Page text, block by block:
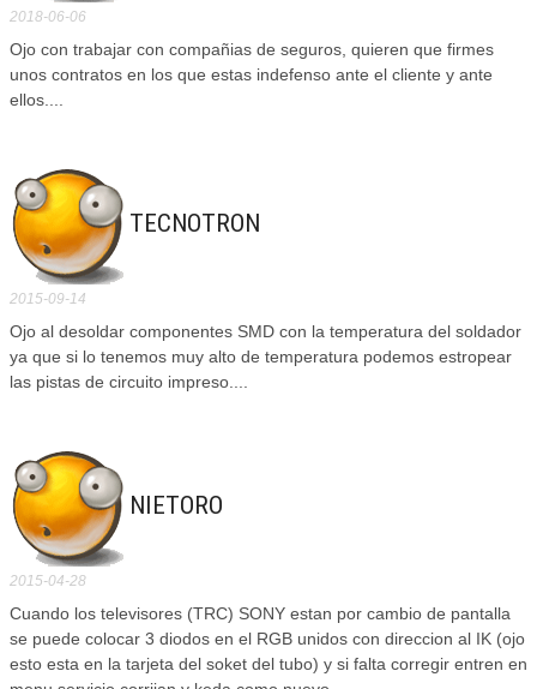
2018-06-06
Ojo con trabajar con compañias de seguros, quieren que firmes
unos contratos en los que estas indefenso ante el cliente y ante
ellos....
TECNOTRON
2015-09-14
Ojo al desoldar componentes SMD con la temperatura del soldador
ya que si lo tenemos muy alto de temperatura podemos estropear
las pistas de circuito impreso....
NIETORO
2015-04-28
Cuando los televisores (TRC) SONY estan por cambio de pantalla
se puede colocar 3 diodos en el RGB unidos con direccion al IK (ojo
esto esta en la tarjeta del soket del tubo) y si falta corregir entren en